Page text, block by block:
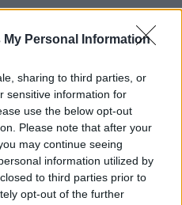
My Personal Information
sharing to third parties, or
sensitive information for
use the below opt-out
Please note that after your
may continue seeing
information utilized by
to third parties prior to
opt-out of the further
της πλατφόρμας